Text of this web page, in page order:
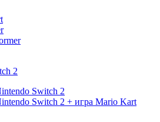
2
Switch 2
Switch 2 + игра Mario Kart